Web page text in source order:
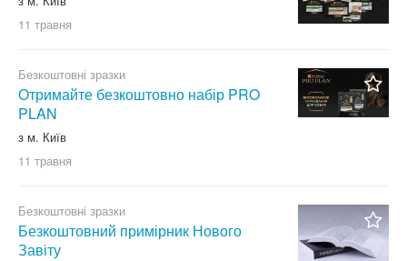
11 травня
Безкоштовні зразки
Отримайте безкоштовно набір PRO
PLAN
з м. Київ
11 травня
Безкоштовні зразки
Безкоштовний примірник Нового
Завіту